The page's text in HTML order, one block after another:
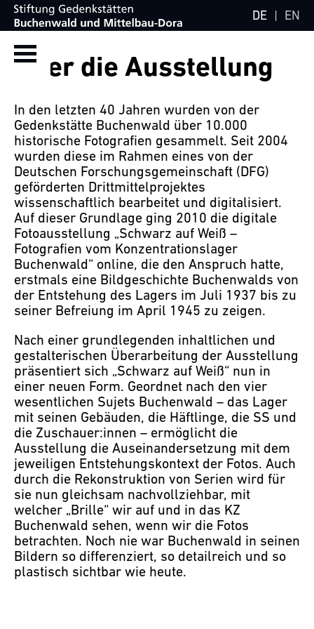
DE | EN
Über die Ausstellung
In den letzten 40 Jahren wurden von der
Gedenkstätte Buchenwald über 10.000
historische Fotografien gesammelt. Seit 2004
wurden diese im Rahmen eines von der
Deutschen Forschungsgemeinschaft (DFG)
geförderten Drittmittelprojektes
wissenschaftlich bearbeitet und digitalisiert.
Auf dieser Grundlage ging 2010 die digitale
Fotoausstellung „Schwarz auf Weiß –
Fotografien vom Konzentrationslager
Buchenwald“ online, die den Anspruch hatte,
erstmals eine Bildgeschichte Buchenwalds von
der Entstehung des Lagers im Juli 1937 bis zu
seiner Befreiung im April 1945 zu zeigen.
Nach einer grundlegenden inhaltlichen und
gestalterischen Überarbeitung der Ausstellung
präsentiert sich „Schwarz auf Weiß“ nun in
einer neuen Form. Geordnet nach den vier
wesentlichen Sujets Buchenwald – das Lager
mit seinen Gebäuden, die Häftlinge, die SS und
die Zuschauer:innen – ermöglicht die
Ausstellung die Auseinandersetzung mit dem
jeweiligen Entstehungskontext der Fotos. Auch
durch die Rekonstruktion von Serien wird für
sie nun gleichsam nachvollziehbar, mit
welcher „Brille“ wir auf und in das KZ
Buchenwald sehen, wenn wir die Fotos
betrachten. Noch nie war Buchenwald in seinen
Bildern so differenziert, so detailreich und so
plastisch sichtbar wie heute.